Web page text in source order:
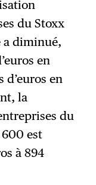
du Stoxx
a diminué,
en
en
la
du
600 est
à 894